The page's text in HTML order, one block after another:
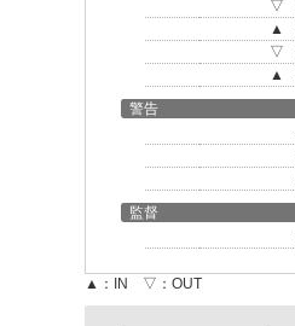
▽
▲
▽
▲
警告
監督
▲：IN ▽：OUT